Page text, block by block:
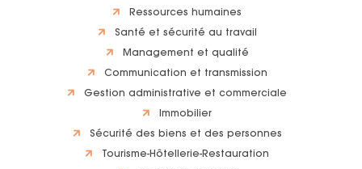
Ressources humaines
Santé et sécurité au travail
Management et qualité
Communication et transmission
Gestion administrative et commerciale
Immobilier
Sécurité des biens et des personnes
Tourisme-Hôtellerie-Restauration